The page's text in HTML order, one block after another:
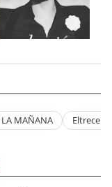
LA MAÑANA Eltrece